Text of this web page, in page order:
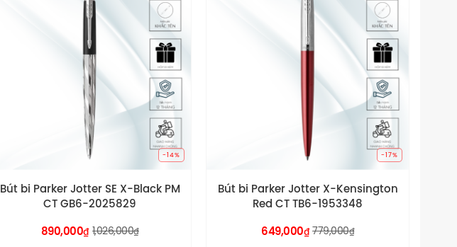
Bút bi Parker Jotter SE X-Black PM
CT GB6-2025829
1,026,000₫
890,000₫
-14%
Bút bi Parker Jotter X-Kensington
Red CT TB6-1953348
779,000₫
649,000₫
-17%